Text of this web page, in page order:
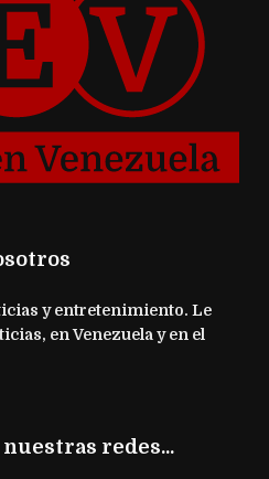
y entretenimiento. Le
en Venezuela y en el
redes...